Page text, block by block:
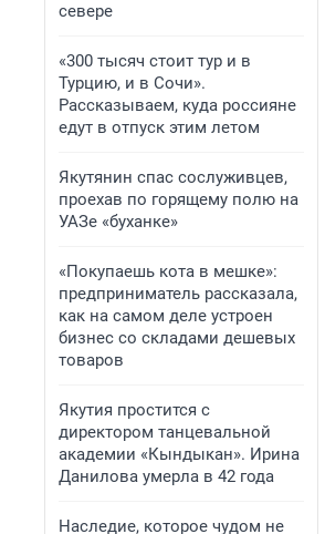
севере
«300 тысяч стоит тур и в
Турцию, и в Сочи».
Рассказываем, куда россияне
едут в отпуск этим летом
Якутянин спас сослуживцев,
проехав по горящему полю на
УАЗе «буханке»
«Покупаешь кота в мешке»:
предприниматель рассказала,
как на самом деле устроен
бизнес со складами дешевых
товаров
Якутия простится с
директором танцевальной
академии «Кындыкан». Ирина
Данилова умерла в 42 года
Наследие, которое чудом не